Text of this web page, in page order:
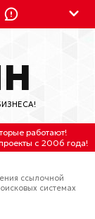
до 11:30 по
работают!
с 2006 года!
ссылочной
системах